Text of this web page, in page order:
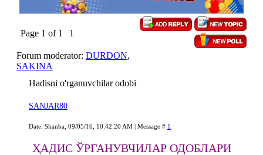
Page 1 of 1 1
Forum moderator: DURDON,
SAKINA
Hadisni o'rganuvchilar odobi
SANJAR80
Date: Shanba, 09/05/16, 10:42:20 AM | Message # 1
ҲАДИС ЎРГАНУВЧИЛАР ОДОБЛАРИ